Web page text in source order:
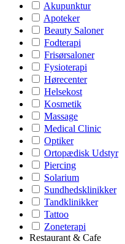
Akupunktur
Apoteker
Beauty Saloner
Fodterapi
Frisørsaloner
Fysioterapi
Hørecenter
Helsekost
Kosmetik
Massage
Medical Clinic
Optiker
Ortopædisk Udstyr
Piercing
Solarium
Sundhedsklinikker
Tandklinikker
Tattoo
Zoneterapi
Restaurant & Cafe